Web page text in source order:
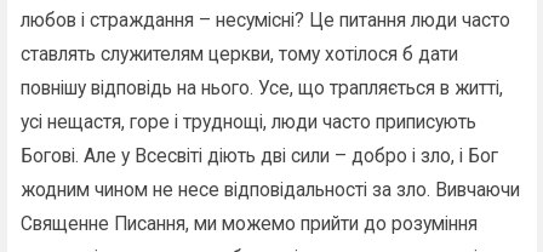
любов і страждання – несумісні? Це питання люди часто
ставлять служителям церкви, тому хотілося б дати
повнішу відповідь на нього. Усе, що трапляється в житті,
усі нещастя, горе і труднощі, люди часто приписують
Богові. Але у Всесвіті діють дві сили – добро і зло, і Бог
жодним чином не несе відповідальності за зло. Вивчаючи
Священне Писання, ми можемо прийти до розуміння